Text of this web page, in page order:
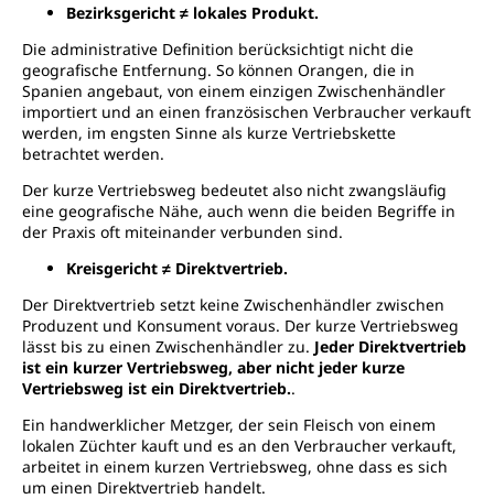
Bezirksgericht ≠ lokales Produkt.
Die administrative Definition berücksichtigt nicht die
geografische Entfernung. So können Orangen, die in
Spanien angebaut, von einem einzigen Zwischenhändler
importiert und an einen französischen Verbraucher verkauft
werden, im engsten Sinne als kurze Vertriebskette
betrachtet werden.
Der kurze Vertriebsweg bedeutet also nicht zwangsläufig
eine geografische Nähe, auch wenn die beiden Begriffe in
der Praxis oft miteinander verbunden sind.
Kreisgericht ≠ Direktvertrieb.
Der Direktvertrieb setzt keine Zwischenhändler zwischen
Produzent und Konsument voraus. Der kurze Vertriebsweg
lässt bis zu einen Zwischenhändler zu. Jeder Direktvertrieb
ist ein kurzer Vertriebsweg, aber nicht jeder kurze
Vertriebsweg ist ein Direktvertrieb..
Ein handwerklicher Metzger, der sein Fleisch von einem
lokalen Züchter kauft und es an den Verbraucher verkauft,
arbeitet in einem kurzen Vertriebsweg, ohne dass es sich
um einen Direktvertrieb handelt.